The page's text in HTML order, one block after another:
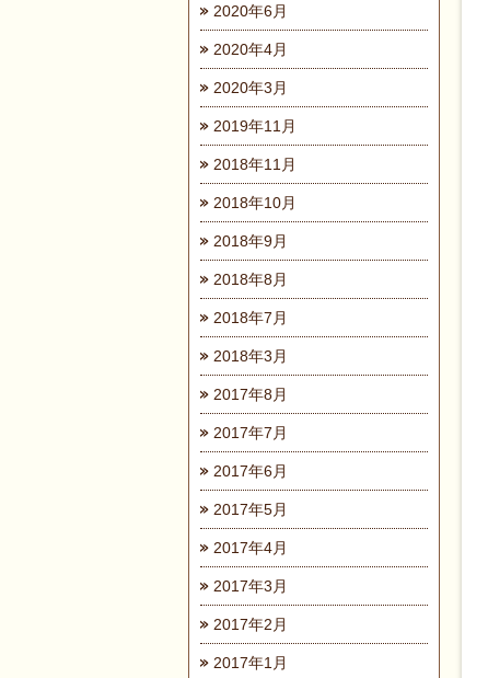
2020年6月
2020年4月
2020年3月
2019年11月
2018年11月
2018年10月
2018年9月
2018年8月
2018年7月
2018年3月
2017年8月
2017年7月
2017年6月
2017年5月
2017年4月
2017年3月
2017年2月
2017年1月